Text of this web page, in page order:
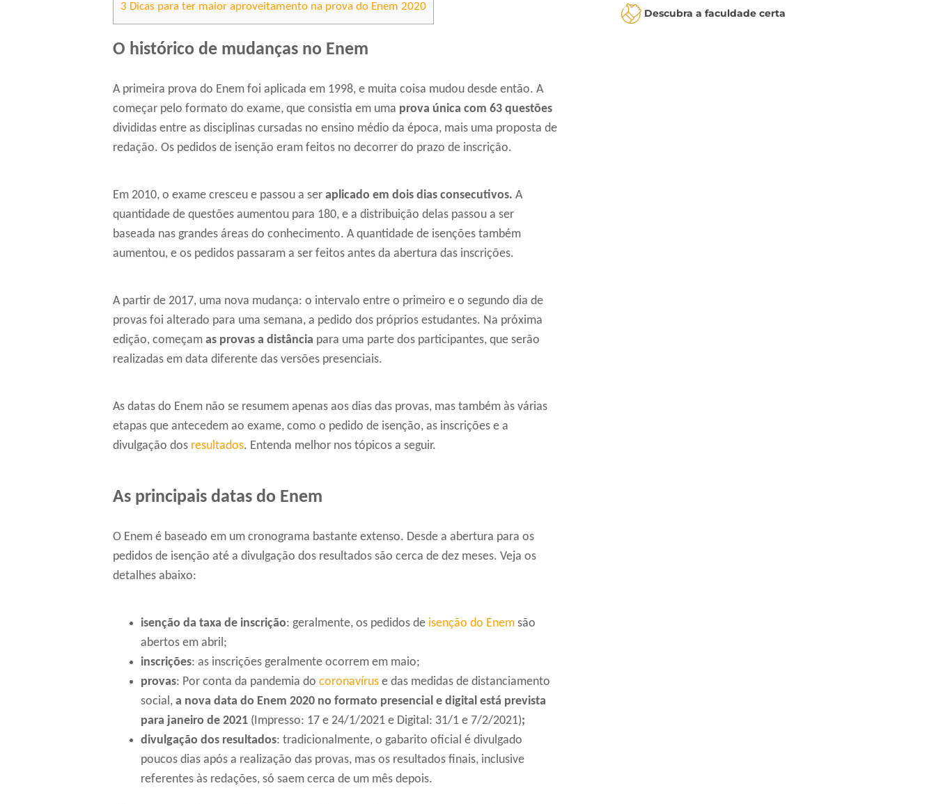
3 Dicas para ter maior aproveitamento na prova do Enem 2020
O histórico de mudanças no Enem
A primeira prova do Enem foi aplicada em 1998, e muita coisa mudou desde então. A
começar pelo formato do exame, que consistia em uma prova única com 63 questões
divididas entre as disciplinas cursadas no ensino médio da época, mais uma proposta de
redação. Os pedidos de isenção eram feitos no decorrer do prazo de inscrição.
Em 2010, o exame cresceu e passou a ser aplicado em dois dias consecutivos. A
quantidade de questões aumentou para 180, e a distribuição delas passou a ser
baseada nas grandes áreas do conhecimento. A quantidade de isenções também
aumentou, e os pedidos passaram a ser feitos antes da abertura das inscrições.
A partir de 2017, uma nova mudança: o intervalo entre o primeiro e o segundo dia de
provas foi alterado para uma semana, a pedido dos próprios estudantes. Na próxima
edição, começam as provas a distância para uma parte dos participantes, que serão
realizadas em data diferente das versões presenciais.
As datas do Enem não se resumem apenas aos dias das provas, mas também às várias
etapas que antecedem ao exame, como o pedido de isenção, as inscrições e a
divulgação dos resultados. Entenda melhor nos tópicos a seguir.
As principais datas do Enem
O Enem é baseado em um cronograma bastante extenso. Desde a abertura para os
pedidos de isenção até a divulgação dos resultados são cerca de dez meses. Veja os
detalhes abaixo:
isenção da taxa de inscrição: geralmente, os pedidos de isenção do Enem são
abertos em abril;
inscrições: as inscrições geralmente ocorrem em maio;
provas: Por conta da pandemia do coronavírus e das medidas de distanciamento
social, a nova data do Enem 2020 no formato presencial e digital está prevista
para janeiro de 2021 (Impresso: 17 e 24/1/2021 e Digital: 31/1 e 7/2/2021);
divulgação dos resultados: tradicionalmente, o gabarito oficial é divulgado
poucos dias após a realização das provas, mas os resultados finais, inclusive
referentes às redações, só saem cerca de um mês depois.
Descubra a faculdade certa